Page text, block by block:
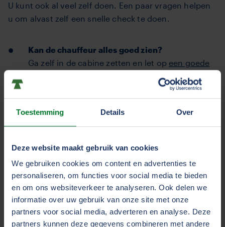
Toestemming Details Over
Deze website maakt gebruik van cookies
We gebruiken cookies om content en advertenties te
personaliseren, om functies voor social media te bieden
en om ons websiteverkeer te analyseren. Ook delen we
informatie over uw gebruik van onze site met onze
partners voor social media, adverteren en analyse. Deze
partners kunnen deze gegevens combineren met andere
U kunt ook al veel zelf doen. Een paar vragen helpen
u om alvast zelf een snelle check te doen.
Kan de chauffeur alles goed zien?
Ga zelf in de cabine zetten en let op een goede
, schone ramen en spiegels en zijn er
gordijnen)
Staan de spiegels en camera's juist afgesteld?
Door regelmatig uw spiegels en camera's goed
af te stellen heeft u meer zicht. Zo verkleint u de
kans dat u betrokken raakt bij
manoeuvreerschadesof een ernstig ongeval
met bijvoorbeeld fietsers. Het is belangrijk dat